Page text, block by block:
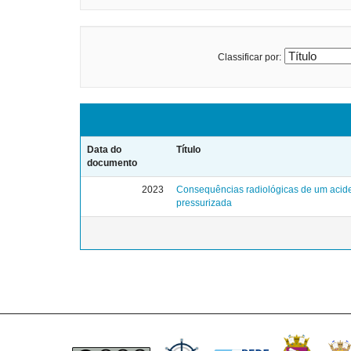
Classificar por:
Data do
documento
Título
2023
Consequências radiológicas de um
pressurizada